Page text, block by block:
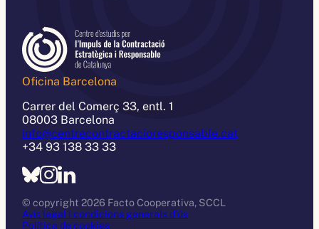
Oficina Barcelona
Carrer del Comerç 33, entl. 1
08003 Barcelona
info@centrecontractacioresponsable.cat
+34 93 138 33 33
© copyright 2026 Facto Cooperativa, SCCL
Avís legal i condicions generals d’ús
Política de cookies